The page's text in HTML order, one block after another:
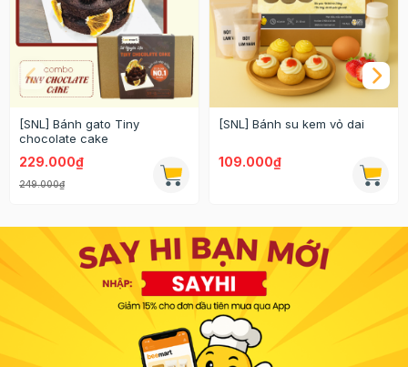
[SNL] Bánh gato Tiny
chocolate cake
229.000₫
249.000₫
[SNL] Bánh su kem vỏ dai
109.000₫